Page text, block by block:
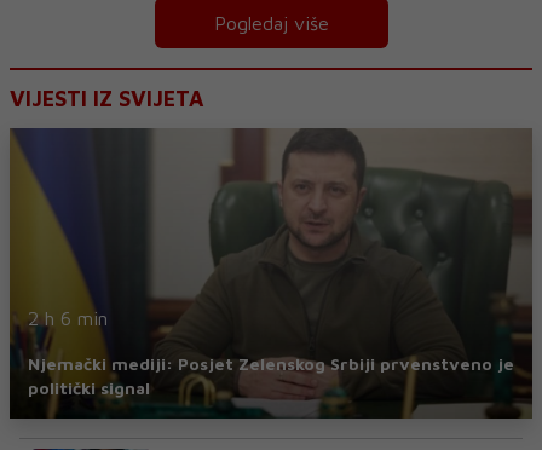
Pogledaj više
VIJESTI IZ SVIJETA
2 h 6 min
Njemački mediji: Posjet Zelenskog Srbiji prvenstveno je
politički signal